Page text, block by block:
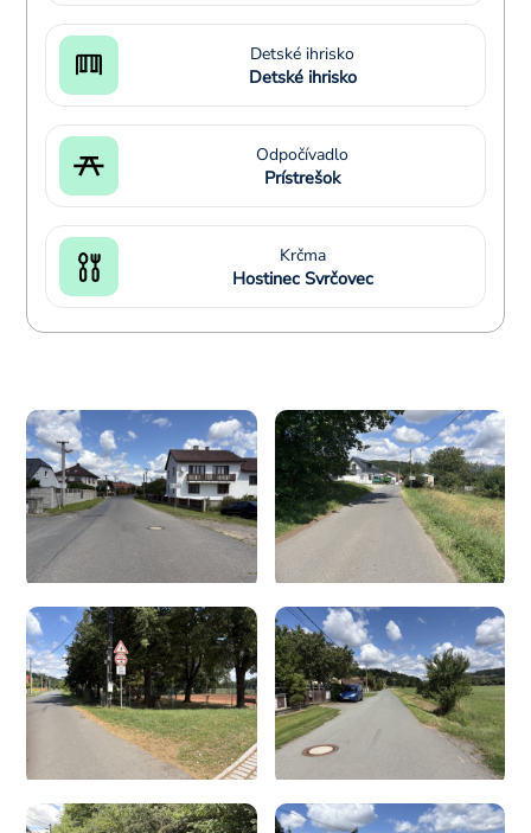
Detské ihrisko
Detské ihrisko
Odpočívadlo
Prístrešok
Krčma
Hostinec Svrčovec